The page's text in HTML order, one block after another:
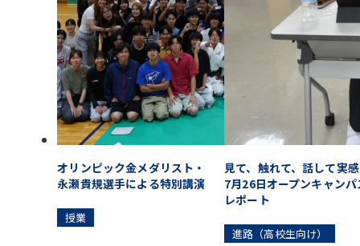
オリンピック金メダリスト・
永瀬貴規選手による特別講演
授業
見て、触れて、話して実
7月26日オープンキャンパ
レポート
進路（高校生向け）